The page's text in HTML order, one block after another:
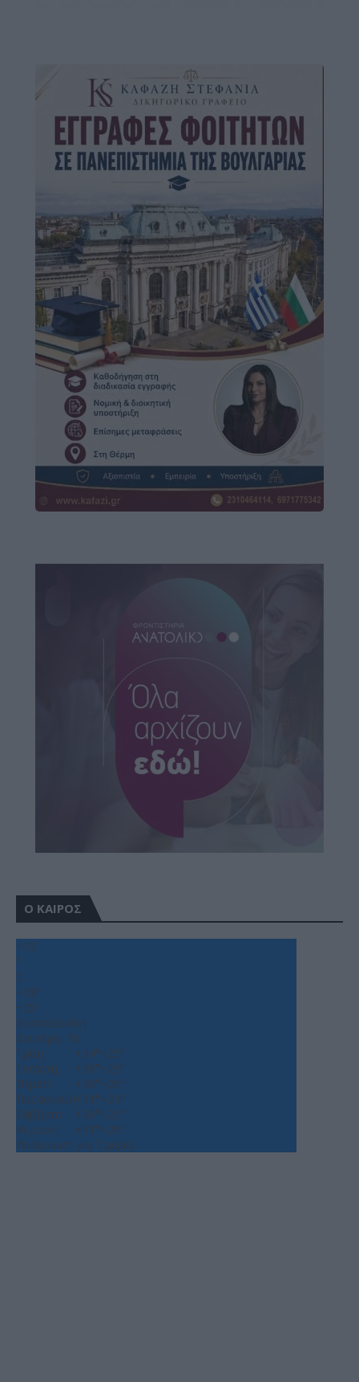
Ο ΚΑΙΡΟΣ
+32
°
C
+33°
+25°
Θεσσαλονίκη
Δευτέρα, 10
Τρίτη
+34°+25°
Τετάρτη
+38°+25°
Πέμπτη
+36°+25°
Παρασκευή+31°+24°
Σάββατο
+30°+22°
Κυριακή
+31°+20°
Πρόγνωση για 7 μέρες